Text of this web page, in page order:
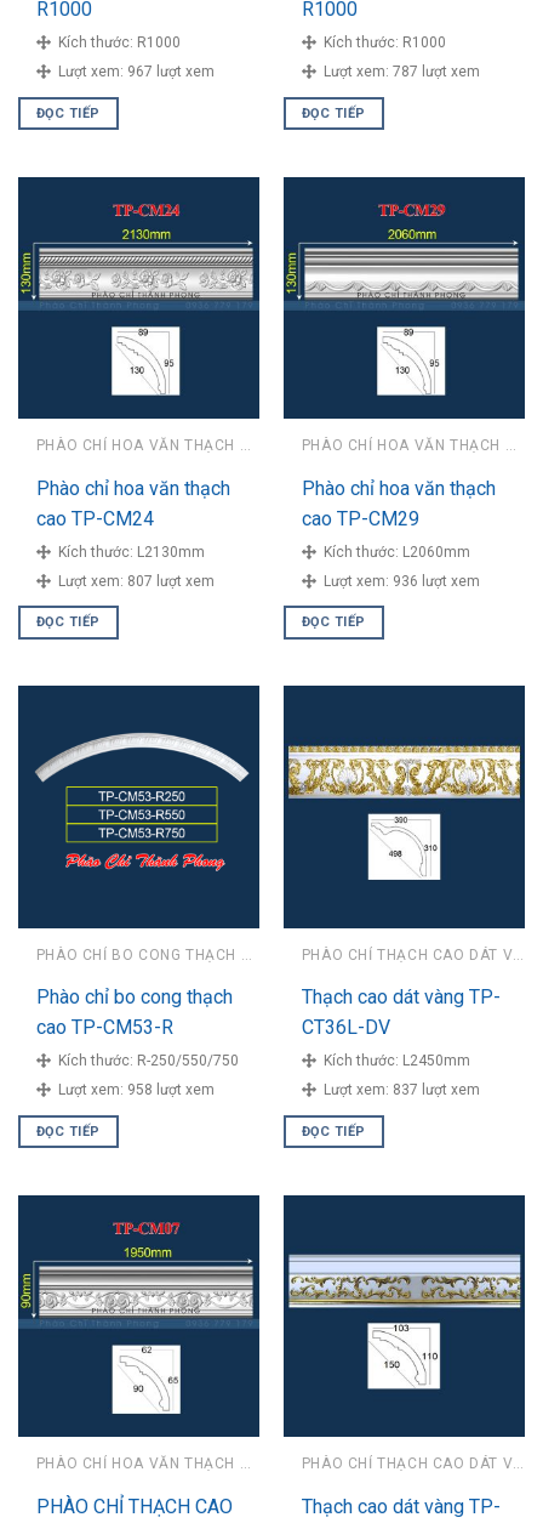
R1000
Kích thước: R1000
Lượt xem: 967 lượt xem
ĐỌC TIẾP
R1000
Kích thước: R1000
Lượt xem: 787 lượt xem
ĐỌC TIẾP
PHÀO CHỈ HOA VĂN THẠCH CAO
Phào chỉ hoa văn thạch
cao TP-CM24
Kích thước: L2130mm
Lượt xem: 807 lượt xem
ĐỌC TIẾP
PHÀO CHỈ HOA VĂN THẠCH CAO
Phào chỉ hoa văn thạch
cao TP-CM29
Kích thước: L2060mm
Lượt xem: 936 lượt xem
ĐỌC TIẾP
Phào chỉ bo cong thạch
cao TP-CM53-R
Kích thước: R-250/550/750
Lượt xem: 958 lượt xem
ĐỌC TIẾP
Thạch cao dát vàng TP-
CT36L-DV
Kích thước: L2450mm
Lượt xem: 837 lượt xem
ĐỌC TIẾP
PHÀO CHỈ HOA VĂN THẠCH CAO
PHÀO CHỈ THẠCH CAO
PHÀO CHỈ THẠCH CAO DÁT VÀNG
Thạch cao dát vàng TP-